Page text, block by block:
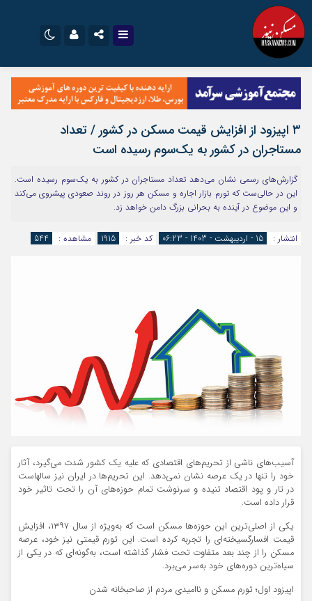
اینستاگرام
تلگرام
سروش
ایتا
آپارات
اپلیکیشن
نام کاربری یا نشانی ایمیل
رمز عبور
مرا به خاطر بسپار
۳ اپیزود از افزایش قیمت مسکن در کشور / تعداد
مستاجران در کشور به یک‌سوم رسیده است
گزارش‌های رسمی نشان می‌دهد تعداد مستاجران در کشور به یک‌سوم رسیده است.
این در حالی‌ست که تورم بازار اجاره و مسکن هر روز در روند صعودی پیشروی می‌کند
و این موضوع در آینده به بحرانی بزرگ دامن خواهد زد.
انتشار : 15 - اردیبهشت - 1403 - 06:23 کد خبر : 1915 مشاهده : 544
آسیب‌های ناشی از تحریم‌های اقتصادی که علیه یک کشور شدت می‌گیرد، آثار
خود را تنها در یک عرصه نشان نمی‌دهد. این تحریم‌ها در ایران نیز سالهاست
در تار و پود اقتصاد تنیده‌ و سرنوشت تمام حوزه‌های آن را تحت تاثیر خود
قرار داده است.
یکی از اصلی‌ترین این حوزه‌ها مسکن است که به‌ویژه از سال ۱۳۹۷، افزایش
قیمت افسارگسیخته‌ای را تجربه کرده است. این تورم قیمتی نیز خود، عرصه
مسکن را از چند بعد متفاوت تحت فشار گذاشته است، به‌گونه‌ای که در یکی از
سیاه‌ترین دوره‌های خود به‌سر می‌برد.
اپیزود اول؛ تورم مسکن و ناامیدی مردم از صاحبخانه شدن